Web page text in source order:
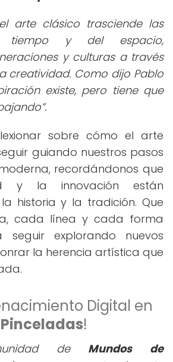
arte clásico trasciende las
tiempo y del espacio,
y culturas a través
creatividad. Como dijo Pablo
existe, pero tiene que
.
sobre cómo el arte
guiando nuestros pasos
recordándonos que
y la innovación están
historia y la tradición. Que
cada línea y cada forma
seguir explorando nuevos
la herencia artística que
Digital en
!
de Mundos de